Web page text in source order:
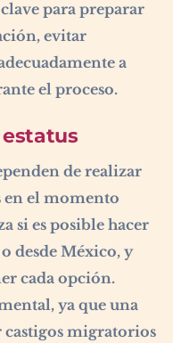
para preparar
evitar
a
el proceso.
estatus
de realizar
en el momento
si es posible hacer
desde México, y
cada opción.
ya que una
castigos migratorios